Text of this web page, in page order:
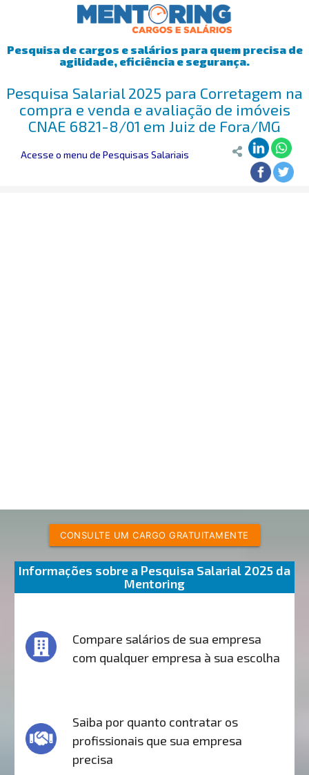
Pesquisa de cargos e salários para quem precisa de
agilidade, eficiência e segurança.
Pesquisa Salarial 2025 para Corretagem na
compra e venda e avaliação de imóveis
CNAE 6821-8/01 em Juiz de Fora/MG
Acesse o menu de Pesquisas Salariais
CONSULTE UM CARGO GRATUITAMENTE
Informações sobre a Pesquisa Salarial 2025 da
Mentoring
Compare salários de sua empresa
com qualquer empresa à sua escolha
Saiba por quanto contratar os
profissionais que sua empresa
precisa